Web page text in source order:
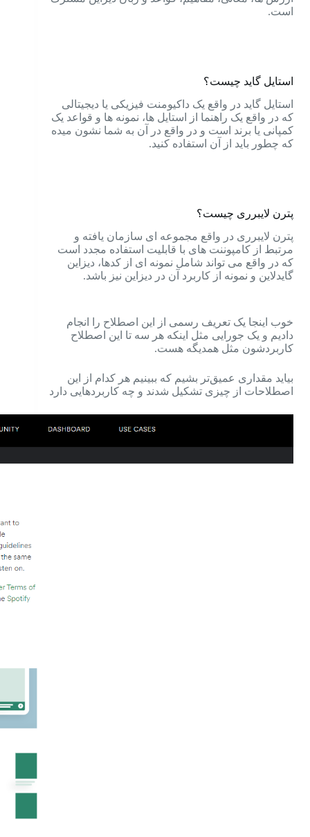
است.
استایل گاید چیست؟
استایل گاید در واقع یک داکیومنت فیزیکی یا دیجیتالی
که در واقع یک راهنما از استایل ها، نمونه ها و قواعد یک
کمپانی یا برند است و در واقع در آن به شما نشون میده
که چطور باید از آن استفاده کنید.
پترن لایبرری چیست؟
پترن لایبرری در واقع مجموعه ای سازمان یافته و
مرتبط از کامپوننت های با قابلیت استفاده مجدد است
که در واقع می تواند شامل نمونه ای از کدها، دیزاین
گایدلاین و نمونه از کاربرد آن در دیزاین نیز باشد.
خوب اینجا یک تعریف رسمی از این اصطلاح را انجام
دادیم و یک جورایی مثل اینکه هر سه تا این اصطلاح
کاربردشون مثل همدیگه هست.
بیاید مقداری عمیق‌تر بشیم که ببینیم هر کدام از این
اصطلاحات از چیزی تشکیل شدند و چه کاربردهایی دارد